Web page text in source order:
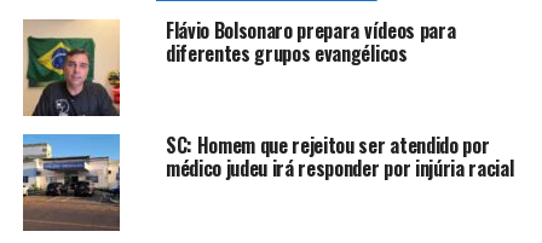
Flávio Bolsonaro prepara vídeos para
diferentes grupos evangélicos
SC: Homem que rejeitou ser atendido por
médico judeu irá responder por injúria racial